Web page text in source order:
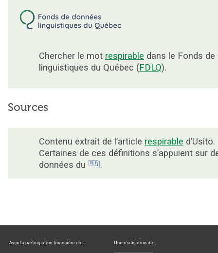
Chercher le mot respirable dans le Fonds de
linguistiques du Québec (FDLQ).
Sources
Contenu extrait de l’article respirable d’Usito.
Certaines de ces définitions s’appuient sur
données du
.